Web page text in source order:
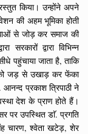
किया। उन्होंने अपने
की अहम भूमिका होती
से जोड़ कर समाज की
सरकारों द्वारा विभिन्न
पहुंचाया जाता है, ताकि
को जड़ से उखाड़ कर फेंका
आनन्द प्रकाश त्रिपाठी ने
देश के प्राण होते हैं।
पर उपस्थित डाॅ. प्रगति
चारण, श्वेता खटेड़, शेर